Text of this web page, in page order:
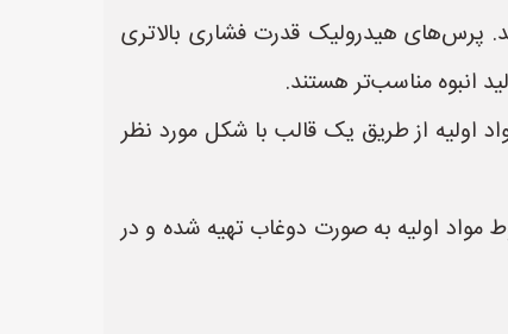
پرس‌های هیدرولیک قدرت فشاری بالاتری
انبوه مناسب‌تر هستند.
اولیه از طریق یک قالب با شکل مورد نظر
اولیه به صورت دوغاب تهیه شده و در